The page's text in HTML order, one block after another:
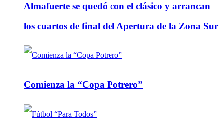
Almafuerte se quedó con el clásico y arrancan
los cuartos de final del Apertura de la Zona Sur
Comienza la “Copa Potrero”